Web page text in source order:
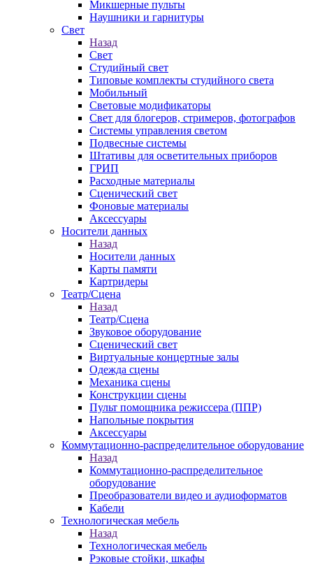
Микшерные пульты
Наушники и гарнитуры
Свет
Назад
Свет
Студийный свет
Типовые комплекты студийного света
Мобильный
Световые модификаторы
Свет для блогеров, стримеров, фотографов
Системы управления светом
Подвесные системы
Штативы для осветительных приборов
ГРИП
Расходные материалы
Сценический свет
Фоновые материалы
Аксессуары
Носители данных
Назад
Носители данных
Карты памяти
Картридеры
Театр/Сцена
Назад
Театр/Сцена
Звуковое оборудование
Сценический свет
Виртуальные концертные залы
Одежда сцены
Механика сцены
Конструкции сцены
Пульт помощника режиссера (ППР)
Напольные покрытия
Аксессуары
Коммутационно-распределительное оборудование
Назад
Коммутационно-распределительное
оборудование
Преобразователи видео и аудиоформатов
Кабели
Технологическая мебель
Назад
Технологическая мебель
Рэковые стойки, шкафы